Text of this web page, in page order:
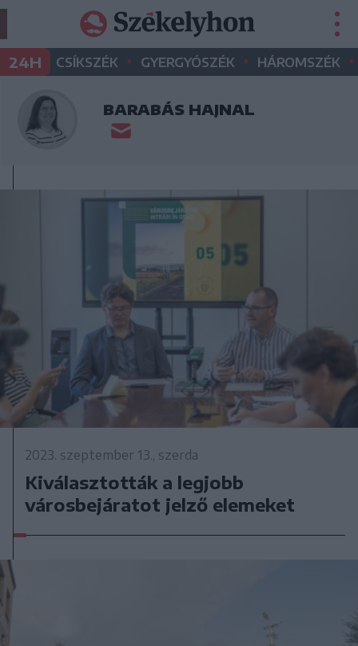
24H CSÍKSZÉK • GYERGYÓSZÉK • HÁROMSZÉK •
BARABÁS HAJNAL
2023. szeptember 13., szerda
Kiválasztották a legjobb
városbejáratot jelző elemeket